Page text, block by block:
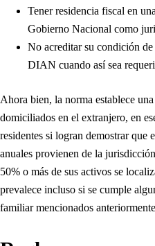
Tener residencia fiscal en
Gobierno Nacional como
No acreditar su condición
DIAN cuando así sea
Ahora bien, la norma establece
domiciliados en el extranjero, en
residentes si logran demostrar que
anuales provienen de la
50% o más de sus activos se
prevalece incluso si se cumple
familiar mencionados